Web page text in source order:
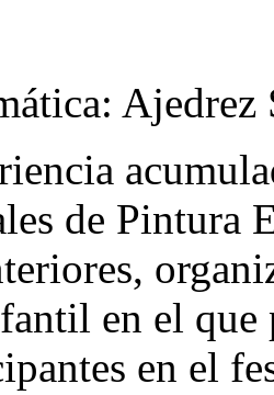
de Pintura
en el que
en el